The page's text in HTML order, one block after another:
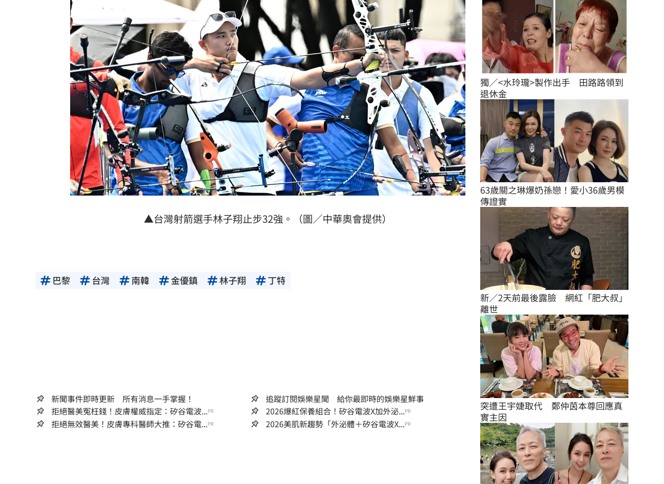
▲台灣射箭選手林子翔止步32強。（圖／中華奧會提供）
巴黎 台灣 南韓 金優鎮 林子翔 丁特
新聞事件即時更新 所有消息一手掌握！
追蹤訂閱娛樂星聞 給你最即時的娛樂星鮮事
拒絕醫美冤枉錢！皮膚權威指定：矽谷電波...PR 2026爆紅保養組合！矽谷電波X加外泌...PR
拒絕無效醫美！皮膚專科醫師大推：矽谷電...PR 2026美肌新趨勢「外泌體＋矽谷電波X...PR
獨／<水玲瓏>製作出手　田路路領到
退休金
63歲關之琳爆奶孫戀！愛小36歲男模
傳證實
新／2天前最後露臉　網紅「肥大叔」
離世
突遭王宇婕取代　鄭仲茵本尊回應真
實主因